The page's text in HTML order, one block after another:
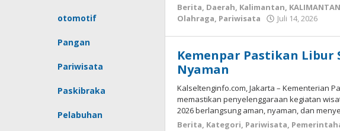
otomotif
Pangan
Pariwisata
Paskibraka
Pelabuhan
Berita, Daerah, Kalimantan,
Olahraga, Pariwisata Juli 14, 2026
Kemenpar Pastikan Libur
Nyaman
Kalseltenginfo.com, Jakarta – Kementerian
memastikan penyelenggaraan kegiatan
2026 berlangsung aman, nyaman, dan
Berita, Kategori, Pariwisata,